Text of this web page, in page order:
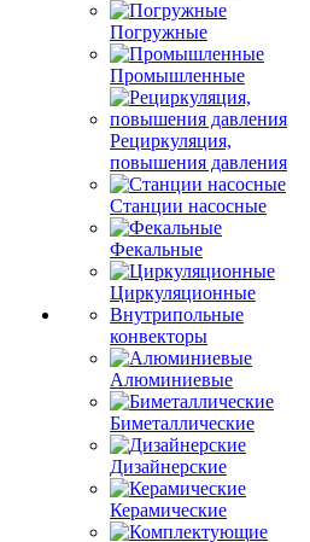
Погружные
Промышленные
Рециркуляция,
повышения давления
Станции насосные
Фекальные
Циркуляционные
Внутрипольные
конвекторы
Алюминиевые
Биметаллические
Дизайнерские
Керамические